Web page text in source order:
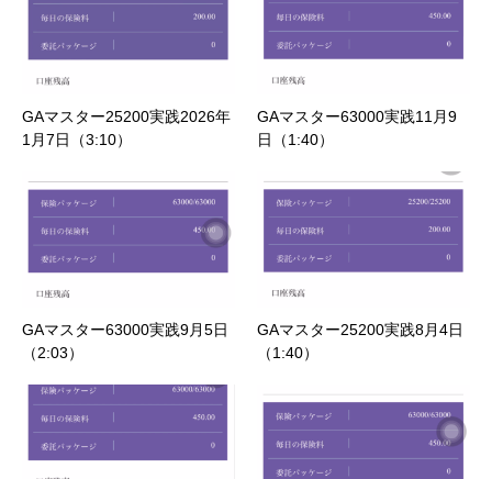
GAマスター25200実践2026年
1月7日（3:10）
GAマスター63000実践11月9
日（1:40）
GAマスター63000実践9月5日
（2:03）
GAマスター25200実践8月4日
（1:40）